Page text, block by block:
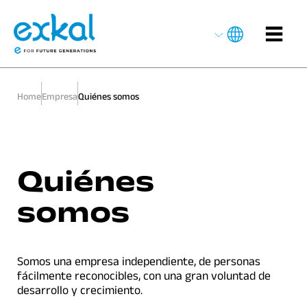
HomeEmpresaQuiénes somos
Quiénes
somos
Somos una empresa independiente, de personas
fácilmente reconocibles, con una gran voluntad de
desarrollo y crecimiento.